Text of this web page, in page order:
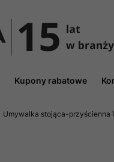
Kupony rabatowe
Umywalka stojąca-przyścienna